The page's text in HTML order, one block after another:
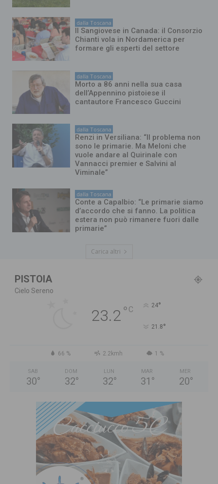
dalla Toscana
Il Sangiovese in Canada: il Consorzio
Chianti vola in Nordamerica per
formare gli esperti del settore
dalla Toscana
Morto a 86 anni nella sua casa
dell’Appennino pistoiese il
cantautore Francesco Guccini
dalla Toscana
Renzi in Versiliana: “Il problema non
sono le primarie. Ma Meloni che
vuole andare al Quirinale con
Vannacci premier e Salvini al
Viminale”
dalla Toscana
Conte a Capalbio: “Le primarie siamo
d’accordo che si fanno. La politica
estera non può rimanere fuori dalle
primarie”
Carica altri
PISTOIA
Cielo Sereno
23.2° C 24°
21.8°
66 % 2.2kmh 1 %
SAB
30°
DOM
32°
LUN
32°
MAR
31 °
MER
20°